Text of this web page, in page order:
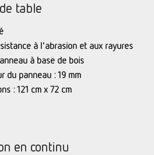
table
à l'abrasion et aux rayures
à base de bois
du panneau : 19 mm
: 121 cm x 72 cm
en continu